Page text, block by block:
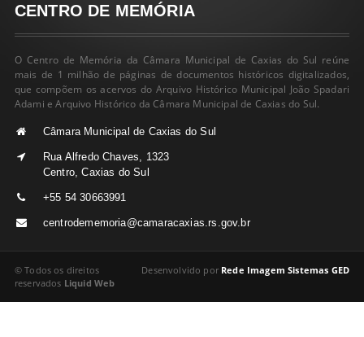
CENTRO DE MEMÓRIA
O Centro de Memória da Câmara Municipal de Caxias do Sul reúne
mais de 1 milhão de páginas de documentos históricos digitalizados,
que compõem os acervos do Arquivo Histórico Municipal João Spadari
Adami e Arquivo Histórico da Câmara Municipal de Caxias do Sul.
Câmara Municipal de Caxias do Sul
Rua Alfredo Chaves, 1323
Centro, Caxias do Sul
+55 54 30663991
centrodememoria@camaracaxias.rs.gov.br
Desenvolvido por Rede Imagem Sistemas GED
© Todos os direitos
reservados Liquid Web